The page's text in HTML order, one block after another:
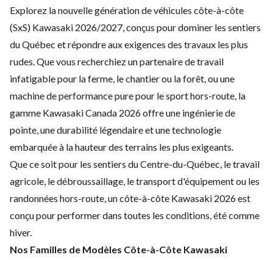
Explorez la nouvelle génération de véhicules côte-à-côte
(SxS) Kawasaki 2026/2027, conçus pour dominer les sentiers
du Québec et répondre aux exigences des travaux les plus
rudes. Que vous recherchiez un partenaire de travail
infatigable pour la ferme, le chantier ou la forêt, ou une
machine de performance pure pour le sport hors-route, la
gamme Kawasaki Canada 2026 offre une ingénierie de
pointe, une durabilité légendaire et une technologie
embarquée à la hauteur des terrains les plus exigeants.
Que ce soit pour les sentiers du Centre-du-Québec, le travail
agricole, le débroussaillage, le transport d'équipement ou les
randonnées hors-route, un côte-à-côte Kawasaki 2026 est
conçu pour performer dans toutes les conditions, été comme
hiver.
Nos Familles de Modèles Côte-à-Côte Kawasaki